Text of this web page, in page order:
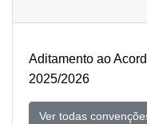
Aditamento ao
2025/2026
Ver todas